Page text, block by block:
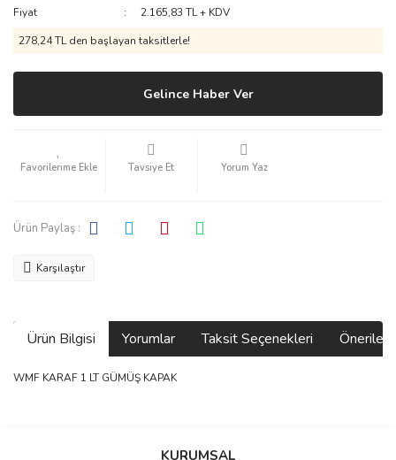
Fiyat
2.165,83 TL + KDV
278,24 TL den başlayan taksitlerle!
Gelince Haber Ver
Tavsiye Et Yorum Yaz
Ürün Paylaş :
Karşılaştır
Ürün Bilgisi Yorumlar Taksit Seçenekleri
WMF KARAF 1 LT GÜMÜŞ KAPAK
Bu ürüne ilk yorumu siz yapın!
KURUMSAL